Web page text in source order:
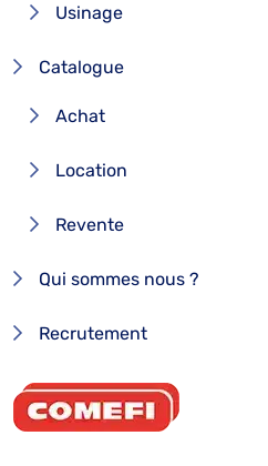
Usinage
Catalogue
Achat
Location
Revente
Qui sommes nous ?
Recrutement